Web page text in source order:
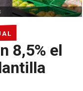
8,5% el